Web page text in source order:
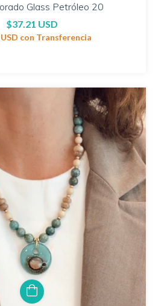
Glass Petróleo 20
$37.21 USD
con Transferencia